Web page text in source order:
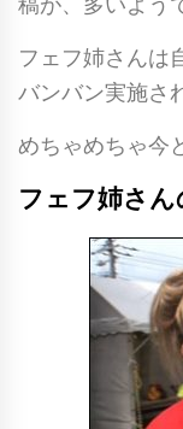
フェフ姉さんは
バンバン実施さ
めちゃめちゃ今
フェフ姉さ